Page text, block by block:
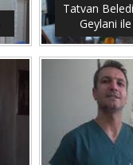
Tatvan
Geylani